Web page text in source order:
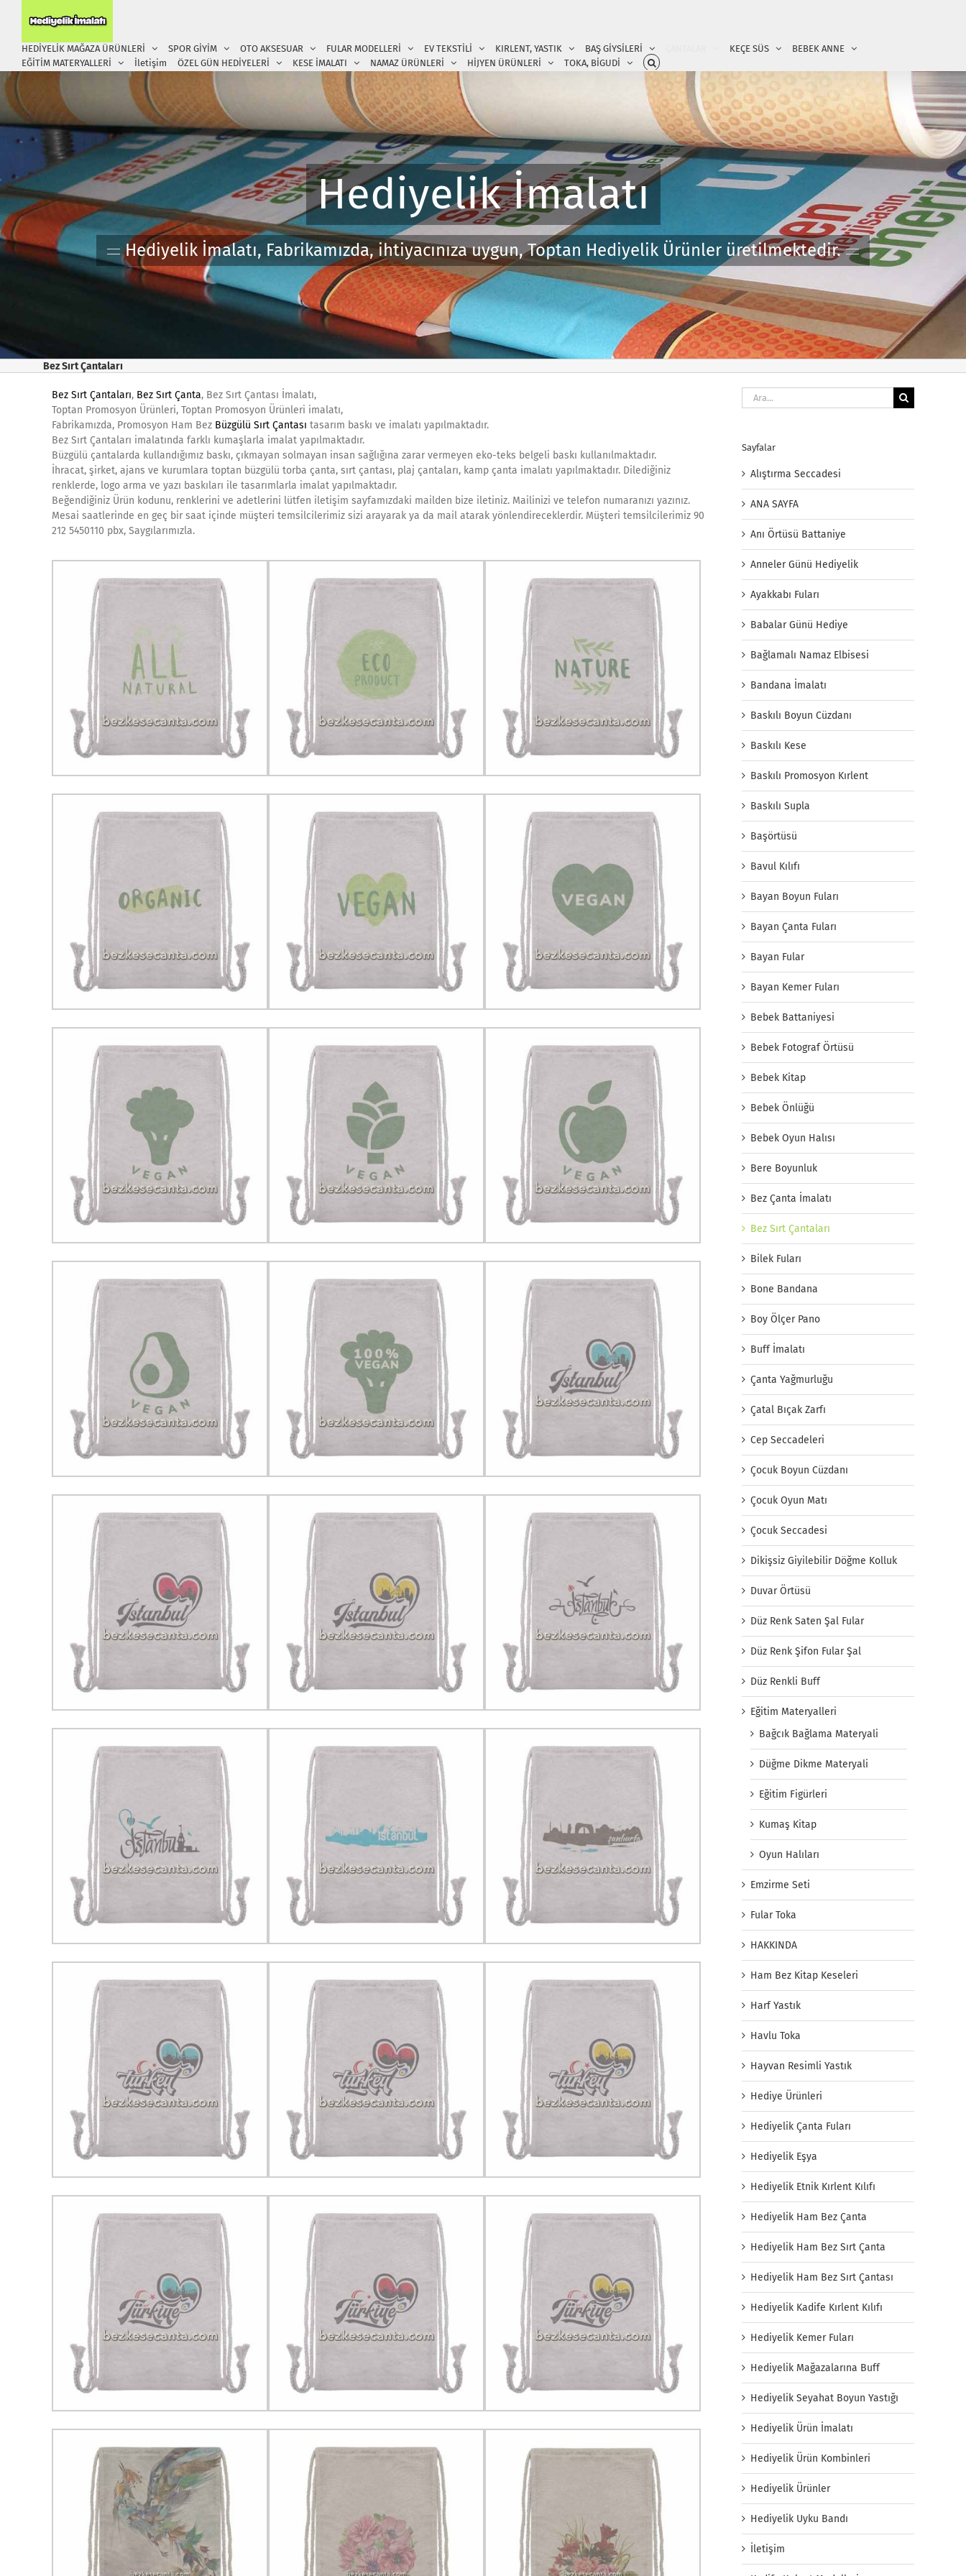
HEDİYELİK MAĞAZA ÜRÜNLERİ SPOR GİYİM OTO AKSESUAR FULAR MODELLERİ EV TEKSTİLİ KIRLENT, YASTIK BAŞ GİYSİLERİ KEÇE SÜS
BEBEK ANNE
EĞİTİM MATERYALLERİ
İletişim ÖZEL GÜN HEDİYELERİ KESE İMALATI NAMAZ ÜRÜNLERİ HİJYEN ÜRÜNLERİ TOKA, BİGUDİ
Hediyelik İmalatı
Hediyelik İmalatı, Fabrikamızda, ihtiyacınıza uygun, Toptan Hediyelik Ürünler üretilmektedir.
Bez Sırt Çantaları
Bez Sırt Çantaları, Bez Sırt Çanta, Bez Sırt Çantası İmalatı,
Toptan Promosyon Ürünleri, Toptan Promosyon Ürünleri imalatı,
Fabrikamızda, Promosyon Ham Bez Büzgülü Sırt Çantası tasarım baskı ve imalatı yapılmaktadır.
Bez Sırt Çantaları imalatında farklı kumaşlarla imalat yapılmaktadır.
Büzgülü çantalarda kullandığımız baskı, çıkmayan solmayan insan sağlığına zarar vermeyen eko-teks belgeli baskı kullanılmaktadır.
İhracat, şirket, ajans ve kurumlara toptan büzgülü torba çanta, sırt çantası, plaj çantaları, kamp çanta imalatı yapılmaktadır. Dilediğiniz
renklerde, logo arma ve yazı baskıları ile tasarımlarla imalat yapılmaktadır.
Beğendiğiniz Ürün kodunu, renklerini ve adetlerini lütfen iletişim sayfamızdaki mailden bize iletiniz. Mailinizi ve telefon numaranızı yazınız.
Mesai saatlerinde en geç bir saat içinde müşteri temsilcilerimiz sizi arayarak ya da mail atarak yönlendireceklerdir. Müşteri temsilcilerimiz 90
212 5450110 pbx, Saygılarımızla.
Ara:
Sayfalar
Alıştırma Seccadesi
ANA SAYFA
Anı Örtüsü Battaniye
Anneler Günü Hediyelik
Ayakkabı Fuları
Babalar Günü Hediye
Bağlamalı Namaz Elbisesi
Bandana İmalatı
Baskılı Boyun Cüzdanı
Baskılı Kese
Baskılı Promosyon Kırlent
Baskılı Supla
Başörtüsü
Bavul Kılıfı
Bayan Boyun Fuları
Bayan Çanta Fuları
Bayan Fular
Bayan Kemer Fuları
Bebek Battaniyesi
Bebek Fotograf Örtüsü
Bebek Kitap
Bebek Önlüğü
Bebek Oyun Halısı
Bere Boyunluk
Bez Çanta İmalatı
Bez Sırt Çantaları
Bilek Fuları
Bone Bandana
Boy Ölçer Pano
Buff İmalatı
Çanta Yağmurluğu
Çatal Bıçak Zarfı
Cep Seccadeleri
Çocuk Boyun Cüzdanı
Çocuk Oyun Matı
Çocuk Seccadesi
Dikişsiz Giyilebilir Döğme Kolluk
Duvar Örtüsü
Düz Renk Saten Şal Fular
Düz Renk Şifon Fular Şal
Düz Renkli Buff
Eğitim Materyalleri
Bağcık Bağlama Materyali
Düğme Dikme Materyali
Eğitim Figürleri
Kumaş Kitap
Oyun Halıları
Emzirme Seti
Fular Toka
HAKKINDA
Ham Bez Kitap Keseleri
Harf Yastık
Havlu Toka
Hayvan Resimli Yastık
Hediye Ürünleri
Hediyelik Çanta Fuları
Hediyelik Eşya
Hediyelik Etnik Kırlent Kılıfı
Hediyelik Ham Bez Çanta
Hediyelik Ham Bez Sırt Çanta
Hediyelik Ham Bez Sırt Çantası
Hediyelik Kadife Kırlent Kılıfı
Hediyelik Kemer Fuları
Hediyelik Mağazalarına Buff
Hediyelik Seyahat Boyun Yastığı
Hediyelik Ürün İmalatı
Hediyelik Ürün Kombinleri
Hediyelik Ürünler
Hediyelik Uyku Bandı
İletişim